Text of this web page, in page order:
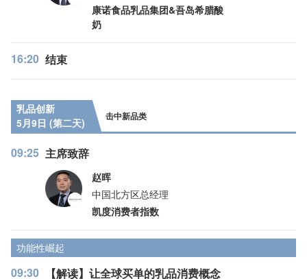
康诺食品乳品集团&吾岛希腊酸
奶
16:20 结束
乳品创新
5月9日 (第二天)
击中新品类
09:25 主席致辞
赵晖
中国北方区总经理
凯度消费者指数
功能性崛起
09:30 【解读】让全球买单的乳品消费概念